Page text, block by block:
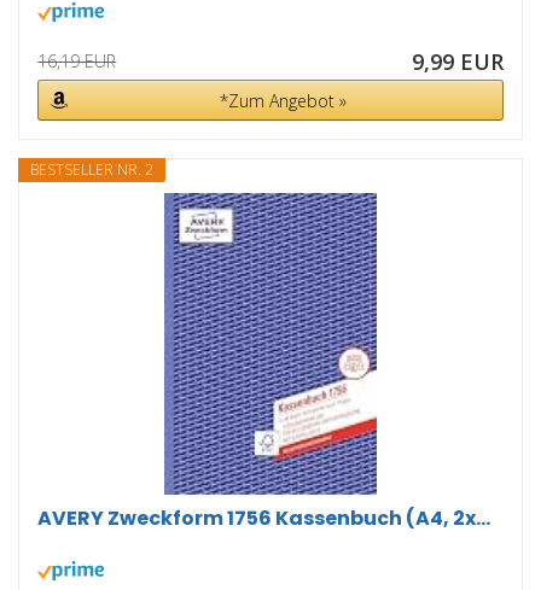
16,19 EUR 9,99 EUR
*Zum Angebot »
BESTSELLER NR. 2
AVERY Zweckform 1756 Kassenbuch (A4, 2x...